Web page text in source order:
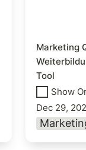
Marketing
Tool
Show
Dec 29,